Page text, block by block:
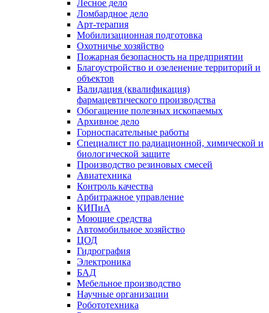
Лесное дело
Ломбардное дело
Арт-терапия
Мобилизационная подготовка
Охотничье хозяйство
Пожарная безопасность на предприятии
Благоустройство и озеленение территорий и
объектов
Валидация (квалификация)
фармацевтического производства
Обогащение полезных ископаемых
Архивное дело
Горноспасательные работы
Специалист по радиационной, химической и
биологической защите
Производство резиновых смесей
Авиатехника
Контроль качества
Арбитражное управление
КИПиА
Моющие средства
Автомобильное хозяйство
ЦОД
Гидрография
Электроника
БАД
Мебельное производство
Научные организации
Робототехника